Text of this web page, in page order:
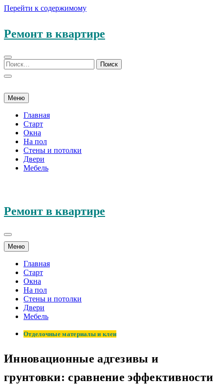
Перейти к содержимому
Ремонт в квартире
Меню
Главная
Старт
Окна
На пол
Стены и потолки
Двери
Мебель
Ремонт в квартире
Меню
Главная
Старт
Окна
На пол
Стены и потолки
Двери
Мебель
Отделочные материалы и клеи
Инновационные адгезивы и
грунтовки: сравнение эффективности